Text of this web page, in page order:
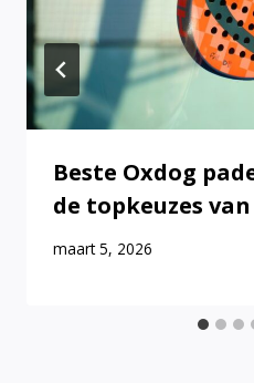
Beste Oxdog
de topkeuzes van
maart 5, 2026